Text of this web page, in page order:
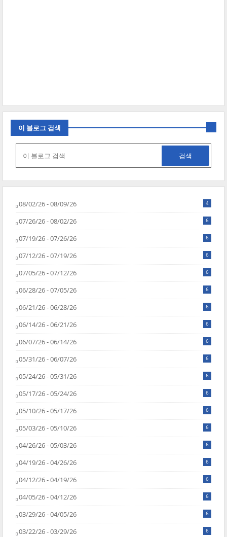
이 블로그 검색
08/02/26 - 08/09/26 4
07/26/26 - 08/02/26 6
07/19/26 - 07/26/26 6
07/12/26 - 07/19/26 6
07/05/26 - 07/12/26 6
06/28/26 - 07/05/26 6
06/21/26 - 06/28/26 6
06/14/26 - 06/21/26 6
06/07/26 - 06/14/26 6
05/31/26 - 06/07/26 6
05/24/26 - 05/31/26 6
05/17/26 - 05/24/26 6
05/10/26 - 05/17/26 6
05/03/26 - 05/10/26 6
04/26/26 - 05/03/26 6
04/19/26 - 04/26/26 6
04/12/26 - 04/19/26 6
04/05/26 - 04/12/26 6
03/29/26 - 04/05/26 6
03/22/26 - 03/29/26 6